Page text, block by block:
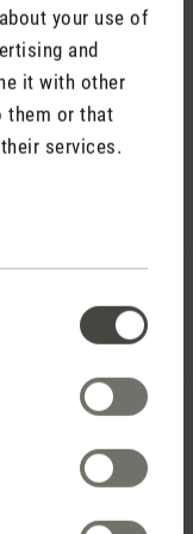
your use of
and
it with other
them or that
services.
heute
und sofort
als
24